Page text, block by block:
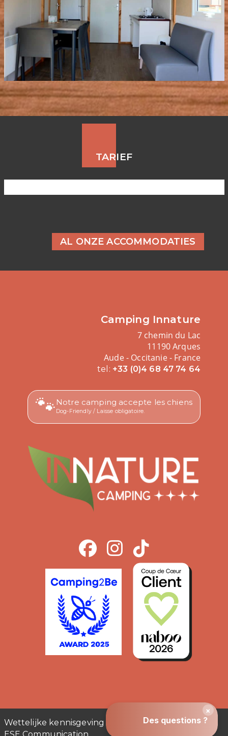
TARIEF
AL ONZE ACCOMMODATIES
Camping Innature
7 chemin du Lac
11190 Arques
Aude - Occitanie - France
tel: +33 (0)4 68 47 74 64
🐾 Notre camping accepte les chiens
Dog-Friendly / Laisse obligatoire.
Wettelijke kennisgeving